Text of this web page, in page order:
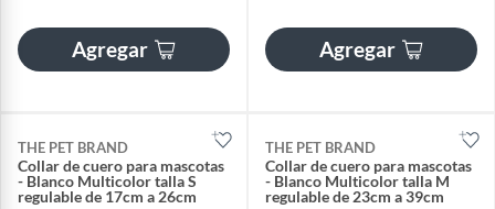
Agregar Agregar
THE PET BRAND
Collar de cuero para mascotas
- Blanco Multicolor talla S
regulable de 17cm a 26cm
THE PET BRAND
Collar de cuero para mascotas
- Blanco Multicolor talla M
regulable de 23cm a 39cm